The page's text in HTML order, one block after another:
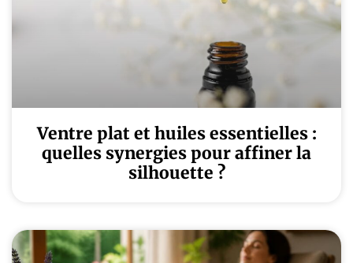
Ventre plat et huiles essentielles :
quelles synergies pour affiner la
silhouette ?